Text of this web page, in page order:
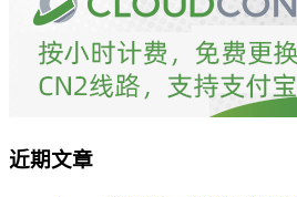
近期文章